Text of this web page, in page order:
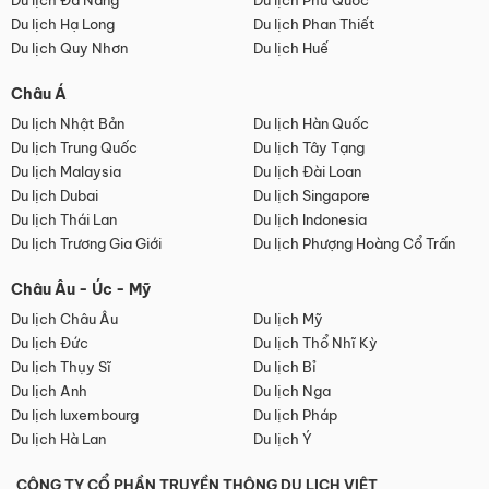
Du lịch Hạ Long
Du lịch Phan Thiết
Du lịch Quy Nhơn
Du lịch Huế
Châu Á
Du lịch Nhật Bản
Du lịch Hàn Quốc
Du lịch Trung Quốc
Du lịch Tây Tạng
Du lịch Malaysia
Du lịch Đài Loan
Du lịch Dubai
Du lịch Singapore
Du lịch Thái Lan
Du lịch Indonesia
Du lịch Trương Gia Giới
Du lịch Phượng Hoàng Cổ Trấn
Châu Âu - Úc - Mỹ
Du lịch Châu Âu
Du lịch Mỹ
Du lịch Đức
Du lịch Thổ Nhĩ Kỳ
Du lịch Thụy Sĩ
Du lịch Bỉ
Du lịch Anh
Du lịch Nga
Du lịch luxembourg
Du lịch Pháp
Du lịch Hà Lan
Du lịch Ý
CÔNG TY CỔ PHẦN TRUYỀN THÔNG DU LỊCH VIỆT